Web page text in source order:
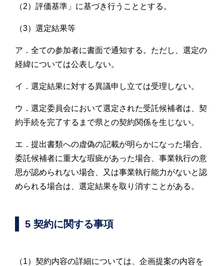
（2）評価基準」に基づき行うこととする。
（3）選定結果等
ア．全ての参加者に書面で通知する。ただし、選定の
経緯については公表しない。
イ．選定結果に対する異議申し立ては受理しない。
ウ．選定委員会において選定された受託候補者は、契
約手続を完了するまで県との契約関係を生じない。
エ．提出書類への虚偽の記載が明らかになった場合、
委託候補者に重大な瑕疵があった場合、事業執行の意
思が認められない場合、又は事業執行能力がないと認
められる場合は、選定結果を取り消すことがある。
5 契約に関する事項
（1）契約内容の詳細については、企画提案の内容を